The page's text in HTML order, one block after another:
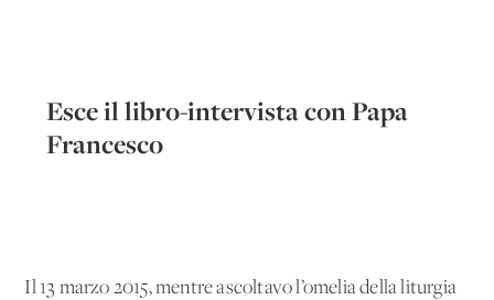
Esce il libro-intervista con Papa
Francesco
Il 13 marzo 2015, mentre ascoltavo l’omelia della liturgia